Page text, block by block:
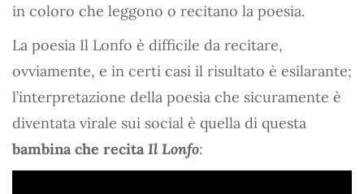
in coloro che leggono o recitano la poesia.
La poesia Il Lonfo è difficile da recitare,
ovviamente, e in certi casi il risultato è esilarante;
l’interpretazione della poesia che sicuramente è
diventata virale sui social è quella di questa
bambina che recita Il Lonfo: